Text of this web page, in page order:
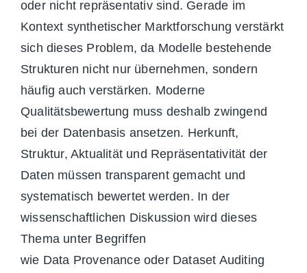
oder nicht repräsentativ sind. Gerade im
Kontext synthetischer Marktforschung verstärkt
sich dieses Problem, da Modelle bestehende
Strukturen nicht nur übernehmen, sondern
häufig auch verstärken. Moderne
Qualitätsbewertung muss deshalb zwingend
bei der Datenbasis ansetzen. Herkunft,
Struktur, Aktualität und Repräsentativität der
Daten müssen transparent gemacht und
systematisch bewertet werden. In der
wissenschaftlichen Diskussion wird dieses
Thema unter Begriffen
wie Data Provenance oder Dataset Auditing